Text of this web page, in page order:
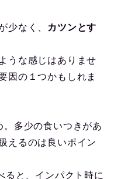
少なく、
カツンとす
うな感じはありませ
因の１つかもしれま
多少の食いつきがあ
えるのは良いポイン
ると、インパクト時に